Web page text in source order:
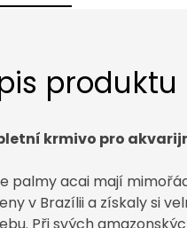
produktu
krmivo pro
palmy acai mají
v Brazílii a získaly si
Při svých